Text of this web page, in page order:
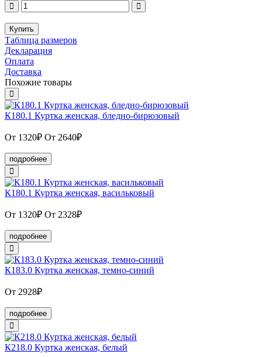
Купить
Таблица размеров
Декларация
Оплата
Доставка
Похожие товары
К180.1 Куртка женская, бледно-бирюзовый
От 1320₽ От 2640₽
подробнее
К180.1 Куртка женская, васильковый
От 1320₽ От 2328₽
подробнее
К183.0 Куртка женская, темно-синий
От 2928₽
подробнее
К218.0 Куртка женская, белый